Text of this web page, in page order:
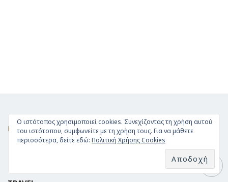
FACEBOOK
Ο ιστότοπος χρησιμοποιεί cookies. Συνεχίζοντας τη χρήση αυτού
του ιστότοπου, συμφωνείτε με τη χρήση τους. Για να μάθετε
περισσότερα, δείτε εδώ: Πολιτική Χρήσης Cookies